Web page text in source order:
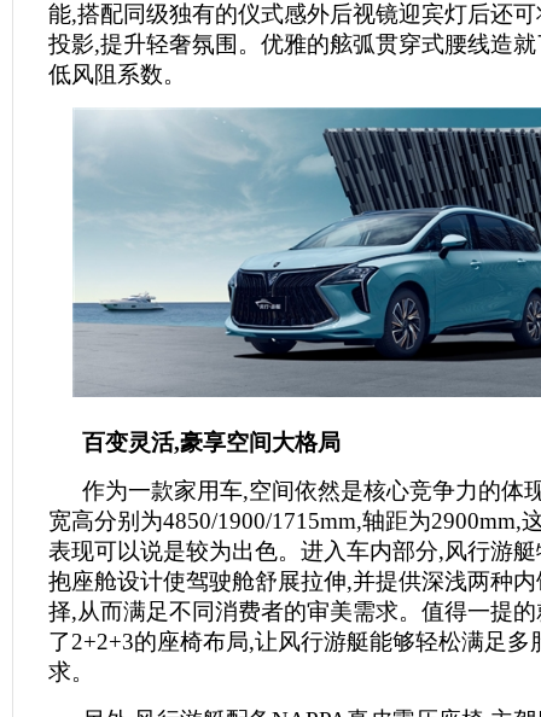
能,搭配同级独有的仪式感外后视镜迎宾灯后还
投影,提升轻奢氛围。优雅的舷弧贯穿式腰线造
低风阻系数。
百变灵活,豪享空间大格局
作为一款家用车,空间依然是核心竞争力的体
宽高分别为4850/1900/1715mm,轴距为2900mm,
表现可以说是较为出色。进入车内部分,风行游
抱座舱设计使驾驶舱舒展拉伸,并提供深浅两种
择,从而满足不同消费者的审美需求。值得一提
了2+2+3的座椅布局,让风行游艇能够轻松满足多
求。